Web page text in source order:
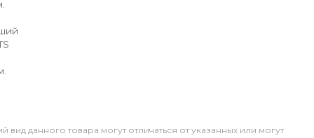
вид данного товара могут отличаться от указанных или могут